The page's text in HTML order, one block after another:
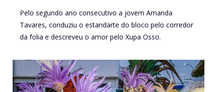
Pelo segundo ano consecutivo a jovem Amanda
Tavares, conduziu o estandarte do bloco pelo corredor
da folia e descreveu o amor pelo Xupa Osso.